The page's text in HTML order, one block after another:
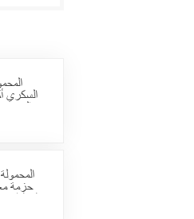
السكري
العرض
حزمة
حالة